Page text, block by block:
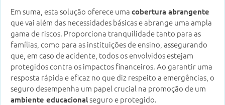
Em suma, esta solução oferece uma cobertura abrangente
que vai além das necessidades básicas e abrange uma ampla
gama de riscos. Proporciona tranquilidade tanto para as
famílias, como para as instituições de ensino, assegurando
que, em caso de acidente, todos os envolvidos estejam
protegidos contra os impactos financeiros. Ao garantir uma
resposta rápida e eficaz no que diz respeito a emergências, o
seguro desempenha um papel crucial na promoção de um
ambiente educacionalseguro e protegido.